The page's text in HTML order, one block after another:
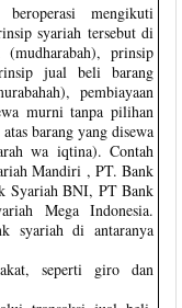
mengikuti
syariah tersebut di
prinsip
jual beli barang
pembiayaan
murni tanpa pilihan
barang yang disewa
wa iqtina). Contah
Mandiri , PT. Bank
Syariah BNI, PT Bank
Mega Indonesia.
syariah di antaranya
seperti giro dan